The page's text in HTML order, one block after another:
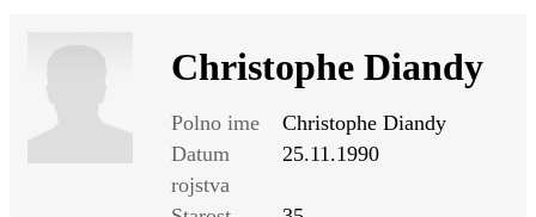
Christophe Diandy
Polno ime
Christophe Diandy
Datum
rojstva
25.11.1990